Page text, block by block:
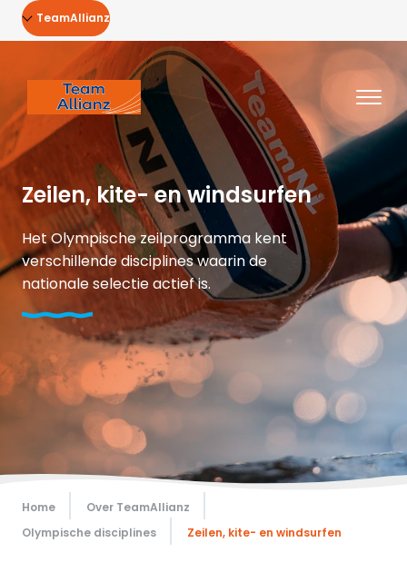
TeamAllianz
Zeilen, kite- en windsurfen
Het Olympische zeilprogramma kent
verschillende disciplines waarin de
nationale selectie actief is.
Home
Over TeamAllianz
Olympische disciplines
Zeilen, kite- en windsurfen